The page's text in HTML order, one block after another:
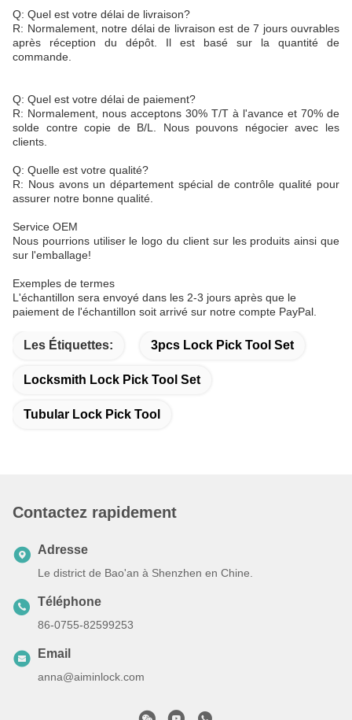
Q: Quel est votre délai de livraison?
R: Normalement, notre délai de livraison est de 7 jours ouvrables
après réception du dépôt. Il est basé sur la quantité de
commande.
Q: Quel est votre délai de paiement?
R: Normalement, nous acceptons 30% T/T à l'avance et 70% de
solde contre copie de B/L. Nous pouvons négocier avec les
clients.
Q: Quelle est votre qualité?
R: Nous avons un département spécial de contrôle qualité pour
assurer notre bonne qualité.
Service OEM
Nous pourrions utiliser le logo du client sur les produits ainsi que
sur l'emballage!
Exemples de termes
L'échantillon sera envoyé dans les 2-3 jours après que le
paiement de l'échantillon soit arrivé sur notre compte PayPal.
Les Étiquettes: 3pcs Lock Pick Tool Set
Locksmith Lock Pick Tool Set
Tubular Lock Pick Tool
Contactez rapidement
Adresse
Le district de Bao'an à Shenzhen en Chine.
Téléphone
86-0755-82599253
Email
anna@aiminlock.com